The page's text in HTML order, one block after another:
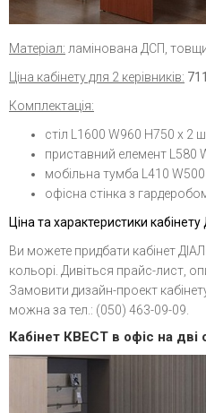
Матеріал: ламінована ДСП,
Ціна кабінету для 2 керівників:
Комплектація:
стіл L1600 W960 H750 х 2
приставний елемент L580
мобільна тумба L410 W500
офісна стінка з
Ціна та характеристики
Ви можете придбати кабінет
кольорі. Дивіться прайс-лист,
Замовити дизайн-проект
можна за тел.: (050) 463-09-09
Кабінет КВЕСТ в офіс на дві